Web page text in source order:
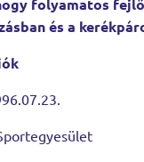
folyamatos
és a